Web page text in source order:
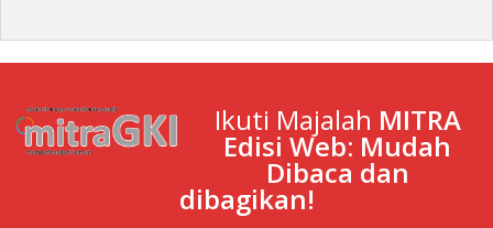
Ikuti Majalah MITRA
Edisi Web: Mudah
Dibaca dan
dibagikan!